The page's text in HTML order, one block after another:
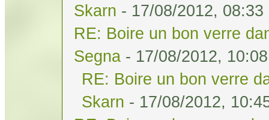
Skarn - 17/08/2012, 08:33
RE: Boire un bon verre
Segna - 17/08/2012, 10:08
RE: Boire un bon verre
Skarn - 17/08/2012,